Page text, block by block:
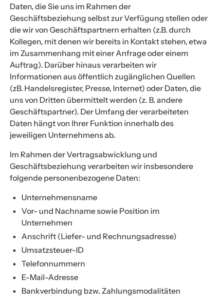
Daten, die Sie uns im Rahmen der
Geschäftsbeziehung selbst zur Verfügung stellen oder
die wir von Geschäftspartnern erhalten (z.B. durch
Kollegen, mit denen wir bereits in Kontakt stehen, etwa
im Zusammenhang mit einer Anfrage oder einem
Auftrag). Darüber hinaus verarbeiten wir
Informationen aus öffentlich zugänglichen Quellen
(zB. Handelsregister, Presse, Internet) oder Daten, die
uns von Dritten übermittelt werden (z. B. andere
Geschäftspartner). Der Umfang der verarbeiteten
Daten hängt von Ihrer Funktion innerhalb des
jeweiligen Unternehmens ab.
Im Rahmen der Vertragsabwicklung und
Geschäftsbeziehung verarbeiten wir insbesondere
folgende personenbezogene Daten:
Unternehmensname
Vor- und Nachname sowie Position im
Unternehmen
Anschrift (Liefer- und Rechnungsadresse)
Umsatzsteuer-ID
Telefonnummern
E-Mail-Adresse
Bankverbindung bzw. Zahlungsmodalitäten